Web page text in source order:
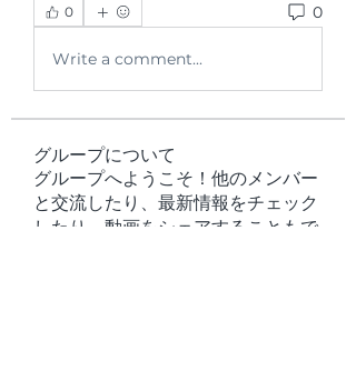
0 0
Write a comment...
グループについて
グループへようこそ！他のメンバー
と交流したり、最新情報をチェック
したり、動画をシェアすることもで